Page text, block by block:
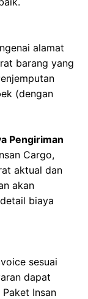
alamat
barang yang
(dengan
Pengiriman
Cargo,
aktual dan
akan
biaya
sesuai
dapat
Insan